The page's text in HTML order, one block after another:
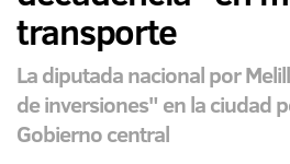
transporte
La diputada nacional por
de inversiones" en la ciudad
Gobierno central